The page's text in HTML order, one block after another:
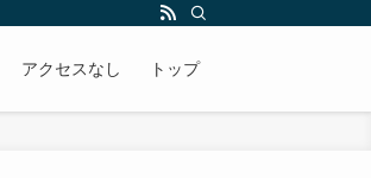
アクセスなし トップ